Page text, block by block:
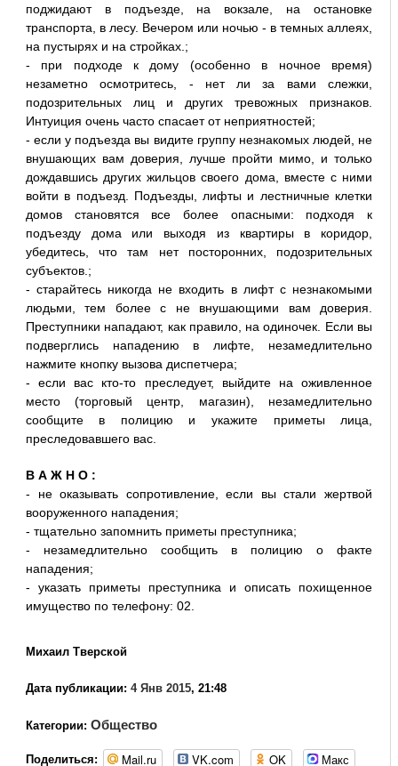
поджидают в подъезде, на вокзале, на остановке
транспорта, в лесу. Вечером или ночью - в темных аллеях,
на пустырях и на строй­ках.;
- при подходе к дому (особенно в ночное время)
незаметно осмотритесь, - нет ли за вами слежки,
подозрительных лиц и других тревожных признаков.
Интуиция очень часто спасает от неприятностей;
- если у подъезда вы видите группу незнакомых людей, не
внушающих вам доверия, лучше пройти мимо, и только
дождавшись других жильцов своего дома, вместе с ними
войти в подъезд. Подъезды, лифты и лестничные клетки
домов становятся все более опасными: подходя к
подъезду дома или выходя из квартиры в коридор,
убедитесь, что там нет посторонних, подозрительных
субъектов.;
- старайтесь никогда не входить в лифт с незнакомыми
людьми, тем более с не внушающими вам доверия.
Преступники нападают, как правило, на одиночек. Если вы
подверглись нападению в лифте, незамедлительно
нажмите кнопку вызова диспетчера;
- если вас кто-то преследует, выйдите на оживленное
место (торговый центр, магазин), незамедлительно
сообщите в полицию и укажите приметы лица,
преследовавшего вас.
В А Ж Н О :
- не оказывать сопротивление, если вы стали жертвой
вооруженного нападения;
- тщательно запомнить приметы преступника;
- незамедлительно сообщить в полицию о факте
нападения;
- указать приметы преступника и описать похищенное
имущество по телефону: 02.
Михаил Тверской
Дата публикации: 4 Янв 2015, 21:48
Категории: Общество
Поделиться: Mail.ru VK.com OK Макс